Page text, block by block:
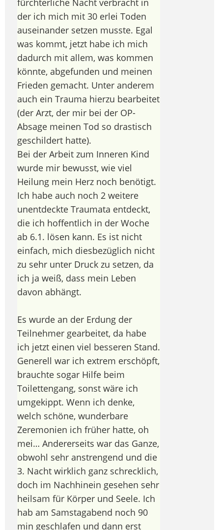
fürchterliche Nacht verbracht in
der ich mich mit 30 erlei Toden
auseinander setzen musste. Egal
was kommt, jetzt habe ich mich
dadurch mit allem, was kommen
könnte, abgefunden und meinen
Frieden gemacht. Unter anderem
auch ein Trauma hierzu bearbeitet
(der Arzt, der mir bei der OP-
Absage meinen Tod so drastisch
geschildert hatte).
Bei der Arbeit zum Inneren Kind
wurde mir bewusst, wie viel
Heilung mein Herz noch benötigt.
Ich habe auch noch 2 weitere
unentdeckte Traumata entdeckt,
die ich hoffentlich in der Woche
ab 6.1. lösen kann. Es ist nicht
einfach, mich diesbezüglich nicht
zu sehr unter Druck zu setzen, da
ich ja weiß, dass mein Leben
davon abhängt.
Es wurde an der Erdung der
Teilnehmer gearbeitet, da habe
ich jetzt einen viel besseren Stand.
Generell war ich extrem erschöpft,
brauchte sogar Hilfe beim
Toilettengang, sonst wäre ich
umgekippt. Wenn ich denke,
welch schöne, wunderbare
Zeremonien ich früher hatte, oh
mei… Andererseits war das Ganze,
obwohl sehr anstrengend und die
3. Nacht wirklich ganz schrecklich,
doch im Nachhinein gesehen sehr
heilsam für Körper und Seele. Ich
hab am Samstagabend noch 90
min geschlafen und dann erst